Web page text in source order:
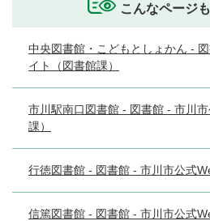
こんなページ
中央図書館・こどもとしょかん -
イト（図書館課）
市川駅南口図書館 - 図書館 - 市川
課）
行徳図書館 - 図書館 - 市川市公式
信篤図書館 - 図書館 - 市川市公式